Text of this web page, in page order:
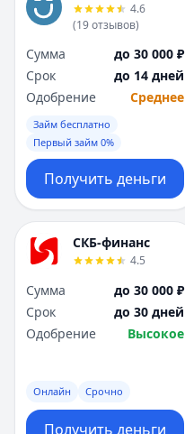
4.6
(19отзывов)
Сумма
до 30 000 ₽
Срок
до 14 дней
Одобрение
Среднее
Займ бесплатно
Первый займ 0%
Получить деньги
СКБ-финанс
4.5
Сумма
до 30 000 ₽
Срок
до 30 дней
Одобрение
Высокое
Онлайн Срочно
Получить деньги